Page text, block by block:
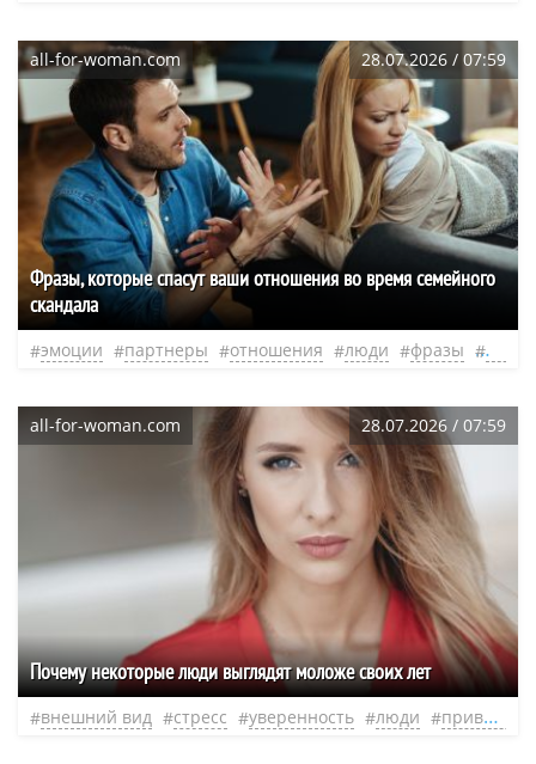
all-for-woman.com 28.07.2026 / 07:59
Фразы, которые спасут ваши отношения во время семейного
скандала
эмоции партнеры отношения люди фразы ссоры
all-for-woman.com 28.07.2026 / 07:59
Почему некоторые люди выглядят моложе своих лет
внешний вид стресс уверенность люди привычки